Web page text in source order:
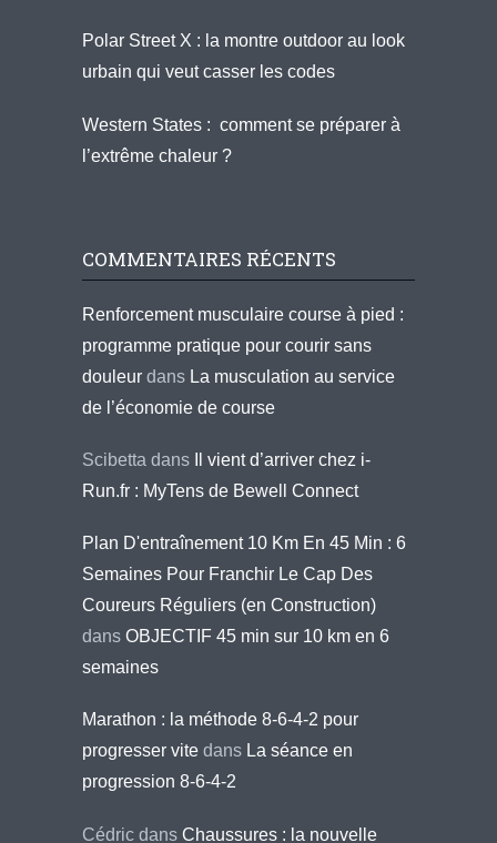
Polar Street X : la montre outdoor au look
urbain qui veut casser les codes
Western States : comment se préparer à
l’extrême chaleur ?
COMMENTAIRES RÉCENTS
Renforcement musculaire course à pied :
programme pratique pour courir sans
douleur dans La musculation au service
de l’économie de course
Scibetta dans
Il vient d’arriver chez i-
Run.fr : MyTens de Bewell Connect
Plan D'entraînement 10 Km En 45 Min : 6
Semaines Pour Franchir Le Cap Des
Coureurs Réguliers (en Construction)
dans OBJECTIF 45 min sur 10 km en 6
semaines
Marathon : la méthode 8-6-4-2 pour
progresser vite dans La séance en
progression 8-6-4-2
Cédric dans Chaussures : la nouvelle